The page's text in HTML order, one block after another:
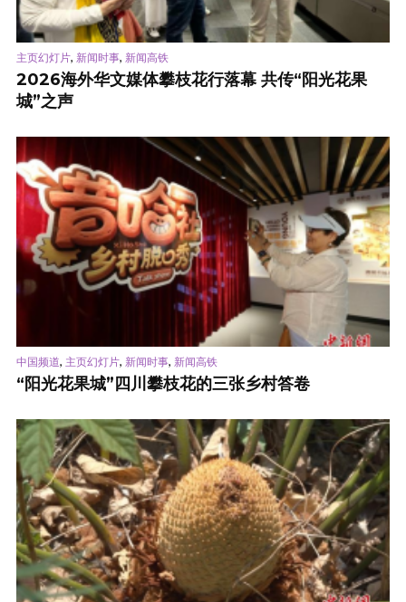
主页幻灯片, 新闻时事, 新闻高铁
2026海外华文媒体攀枝花行落幕 共传“阳光花果
城”之声
中国频道, 主页幻灯片, 新闻时事, 新闻高铁
“阳光花果城”四川攀枝花的三张乡村答卷